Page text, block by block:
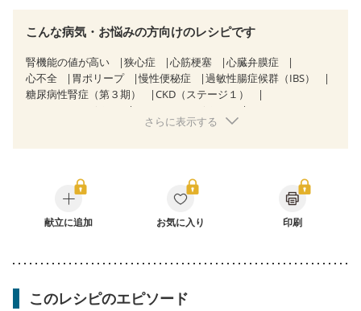
こんな病気・お悩みの方向けのレシピです
腎機能の値が高い 狭心症 心筋梗塞
心臓弁膜症
心不全
胃ポリープ 慢性便秘症
過敏性腸症候群（IBS）
糖尿病性腎症（第３期）
CKD（ステージ１）
CKD（ステージ２）
CKD（ステージ３a）
透析
乳がん（抗がん剤治療中）
胃がん治療を終えた方・経過観察中の方
大腸がん治療を終えた方・経過観察中の方
大腸がん（抗がん剤治療中）
大腸がん（放射線治療中）
妊婦健診・血糖値が気になる（初期）
さらに表示する
献立に追加 お気に入り 印刷
このレシピのエピソード